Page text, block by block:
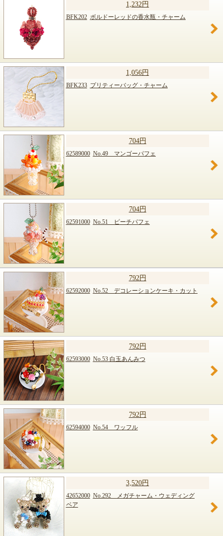
1,232円
BFK202 ボルドーレッドの香水瓶・チャーム
1,056円
BFK233 プリティーバッグ・チャーム
704円
62589000 No.49 マンゴーパフェ
704円
62591000 No.51 ピーチパフェ
792円
62592000 No.52 デコレーションケーキ・カット
792円
62593000 No.53 白玉あんみつ
792円
62594000 No.54 ワッフル
3,520円
42652000 No.292 メガチャーム・ウェディング
ベア